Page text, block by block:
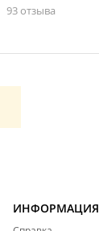
93 отзывa
ИНФОРМАЦИЯ